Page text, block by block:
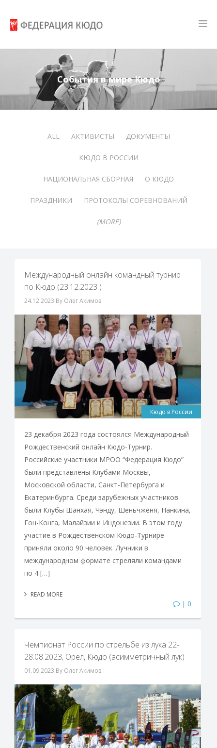
События в мире Кюдо
ALL АКТИВИСТЫ ДОКУМЕНТЫ
КЮДО В РОССИИ
НАЦИОНАЛЬНАЯ СБОРНАЯ О КЮДО
ПРАЗДНИКИ ПРОТОКОЛЫ СОРЕВНОВАНИЙ
(MORE)
Международный онлайн командный турнир
по Кюдо (23.12.2023 )
24.12.2023 By Олег Акимов
Кюдо в России
23 декабря 2023 года состоялся Международный
Рождественский онлайн Кюдо-Турнир.
Российские участники МРОО “Федерация Кюдо”
были представлены Клубами Москвы,
Московской области, Санкт-Петербурга и
Екатеринбурга. Среди зарубежных участников
были Клубы Шанхая, Чэнду, Шеньчженя, Нанкина,
Гон-Конга, Малайзии и Индонезии. В этом году
участие в Рождественском Кюдо-Турнире
приняли около 90 человек. Лучники в
международном формате стреляли командами
по 4 […]
READ MORE
| 0
Чемпионат России по стрельбе из лука 22-
28.08.2023, Орёл, Кюдо (асимметричный лук)
01.09.2023 By Олег Акимов